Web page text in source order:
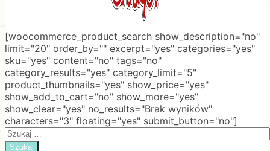
[woocommerce_product_search show_description="no"
limit="20" order_by="" excerpt="yes" categories="yes"
sku="yes" content="no" tags="no"
category_results="yes" category_limit="5"
product_thumbnails="yes" show_price="yes"
show_add_to_cart="no" show_more="yes"
show_clear="yes" no_results="Brak wyników"
characters="3" floating="yes" submit_button="no"]
Search
for: